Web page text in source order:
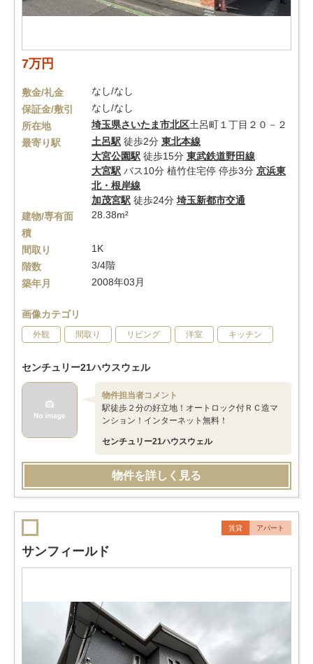
7万円
敷金/礼金
なし/なし
保証金/敷引
なし/なし
所在地
埼玉県さいたま市北区土呂町１丁目２０－２
最寄り駅
土呂駅 徒歩2分 東北本線
大宮公園駅 徒歩15分 東武鉄道野田線
大宮駅 バス10分 植竹住宅停 停歩3分 京浜東
北・根岸線
加茂宮駅 徒歩24分 埼玉新都市交通
建物/専有面
積
28.38m²
間取り
1K
階数
3/4階
築年月
2008年03月
画像カテゴリ
外観 間取り リビング 洋室 キッチン
センチュリー21ハウスウェル
物件担当者コメント
駅徒歩２分の好立地！オートロック付ＲＣ造マ
ンション！インターネット無料！
センチュリー21ハウスウェル
物件を詳しく見る
賃貸 アパート
サンフィールド